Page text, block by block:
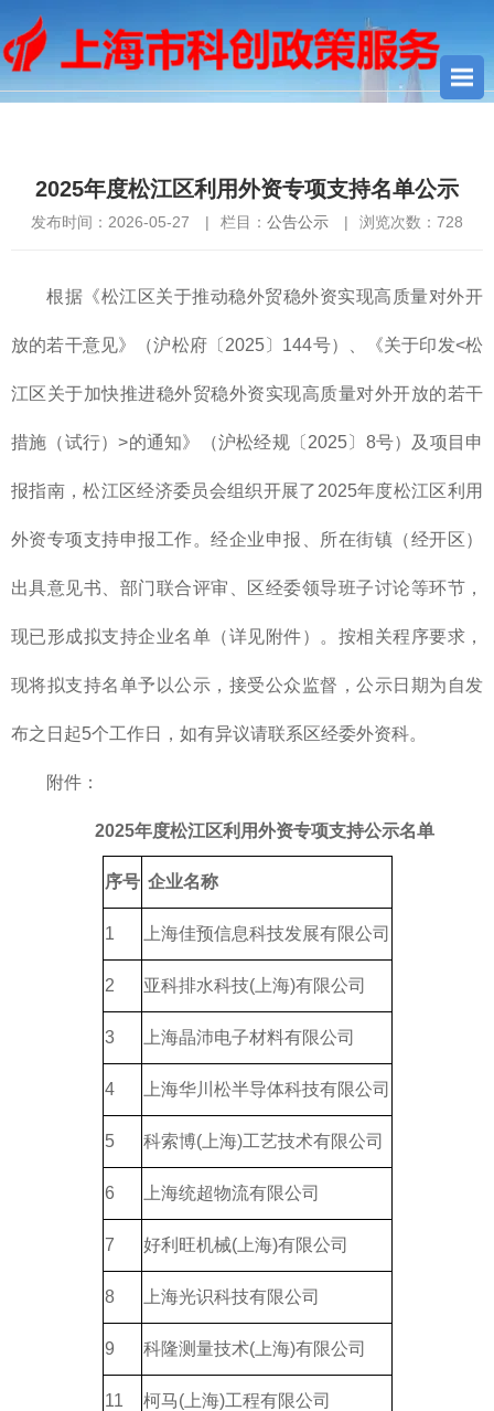
2025年度松江区利用外资专项支持名单公示
发布时间：2026-05-27 | 栏目： 公告公示 | 浏览次数： 728
根据《松江区关于推动稳外贸稳外资实现高质量对外开
放的若干意见》（沪松府〔2025〕144号）、《关于印发<松
江区关于加快推进稳外贸稳外资实现高质量对外开放的若干
措施（试行）>的通知》（沪松经规〔2025〕8号）及项目申
报指南，松江区经济委员会组织开展了2025年度松江区利用
外资专项支持申报工作。经企业申报、所在街镇（经开区）
出具意见书、部门联合评审、区经委领导班子讨论等环节，
现已形成拟支持企业名单（详见附件）。按相关程序要求，
现将拟支持名单予以公示，接受公众监督，公示日期为自发
布之日起5个工作日，如有异议请联系区经委外资科。
附件：
2025年度松江区利用外资专项支持公示名单
序号 企业名称
1 上海佳预信息科技发展有限公司
2 亚科排水科技(上海)有限公司
3 上海晶沛电子材料有限公司
4 上海华川松半导体科技有限公司
5 科索博(上海)工艺技术有限公司
6 上海统超物流有限公司
7 好利旺机械(上海)有限公司
8 上海光识科技有限公司
9 科隆测量技术(上海)有限公司
11 柯马(上海)工程有限公司